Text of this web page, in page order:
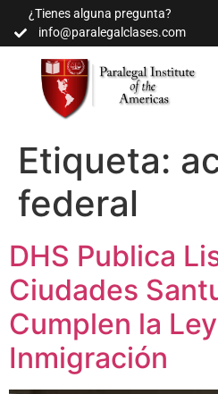
¿Tienes alguna pregunta?
info@paralegalclases.com
Etiqueta:
federal
DHS Publica
Ciudades
Cumplen la
Inmigración